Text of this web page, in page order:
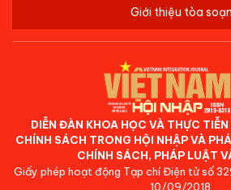
Giới thiệu tòa soạn
DIỄN ĐÀN KHOA HỌC VÀ THỰC
CHÍNH SÁCH TRONG HỘI NHẬP VÀ
CHÍNH SÁCH, PHÁP LUẬT
Giấy phép hoạt động Tạp chí Điện tử số
10/09/2018.